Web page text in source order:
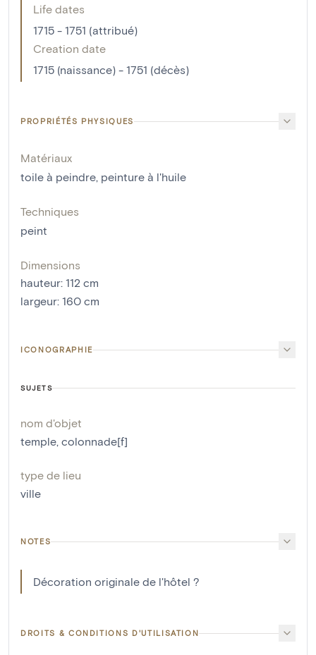
Life dates
1715 - 1751 (attribué)
Creation date
1715 (naissance) - 1751 (décès)
PROPRIÉTÉS PHYSIQUES
Matériaux
toile à peindre, peinture à l'huile
Techniques
peint
Dimensions
hauteur: 112 cm
largeur: 160 cm
ICONOGRAPHIE
SUJETS
nom d'objet
temple, colonnade[f]
type de lieu
ville
NOTES
Décoration originale de l'hôtel ?
DROITS & CONDITIONS D'UTILISATION